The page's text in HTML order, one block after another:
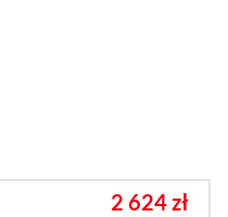
2 624 zł